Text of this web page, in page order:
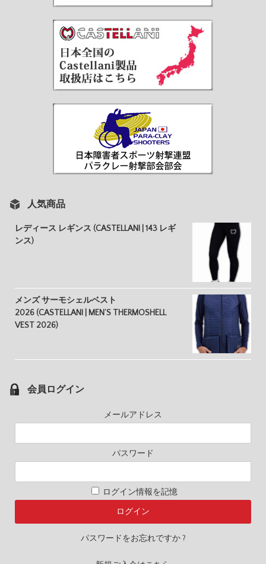
人気商品
レディース レギンス (CASTELLANI | 143 レギ
ンス)
メンズ サーモシェルベスト
2026 (CASTELLANI | MEN’S THERMOSHELL
VEST 2026)
会員ログイン
メールアドレス
パスワード
ログイン情報を記憶
パスワードをお忘れですか ?